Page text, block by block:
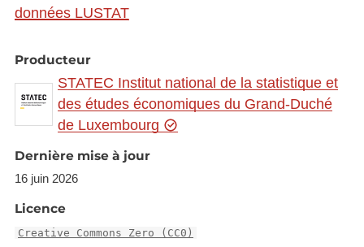
données LUSTAT
Producteur
STATEC Institut national de la statistique et
des études économiques du Grand-Duché
de Luxembourg
Dernière mise à jour
16 juin 2026
Licence
Creative Commons Zero (CC0)